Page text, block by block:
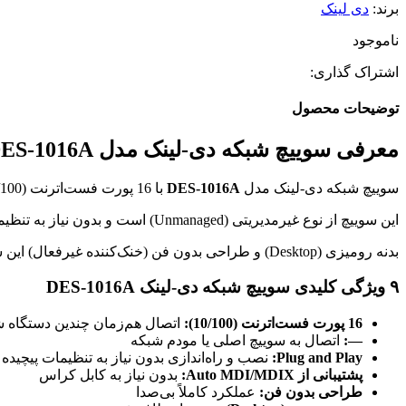
برند: دی لینک
ناموجود
اشتراک گذاری:
توضیحات محصول
معرفی سوییچ شبکه دی-لینک مدل DES-1016A
سوییچ شبکه دی-لینک مدل DES-1016A با 16 پورت فست‌اترنت (10/100)، برای اتصال و مدیریت تجهیزات شبکه در پروژه‌های خانگی، اداری و نظارت تصویری طراحی شده است.
این سوییچ از نوع غیرمدیریتی (Unmanaged) است و بدون نیاز به تنظیمات پیچیده، به‌صورت Plug and Play قابل استفاده است.
بدنه رومیزی (Desktop) و طراحی بدون فن (خنک‌کننده غیرفعال) این سوییچ، عملکردی بی‌صدا و بادوام ارائه می‌دهد. این محصول اصل دی-لینک با گارانتی معتبر توسط دیدار شبکه عرضه می‌شود.
۹ ویژگی کلیدی سوییچ شبکه دی-لینک DES-1016A
16 پورت فست‌اترنت (10/100):
اتصال هم‌زمان چندین دستگاه
—: اتصال به سوییچ اصلی یا مودم شبکه
Plug and Play: نصب و راه‌اندازی بدون نیاز به تنظیمات پیچیده
پشتیبانی از Auto MDI/MDIX:
بدون نیاز به کابل کراس
طراحی بدون فن: عملکرد کاملاً بی‌صدا